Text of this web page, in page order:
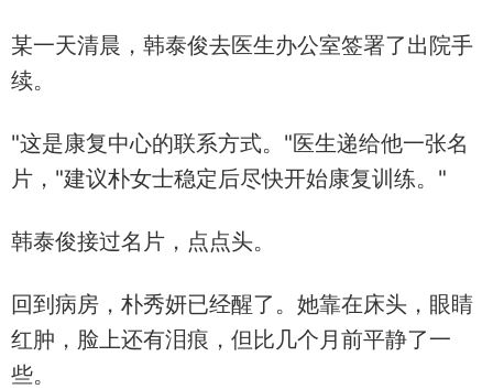
某一天清晨，韩泰俊去医生办公室签署了出院手
续。
"这是康复中心的联系方式。"医生递给他一张名
片，"建议朴女士稳定后尽快开始康复训练。"
韩泰俊接过名片，点点头。
回到病房，朴秀妍已经醒了。她靠在床头，眼睛
红肿，脸上还有泪痕，但比几个月前平静了一
些。